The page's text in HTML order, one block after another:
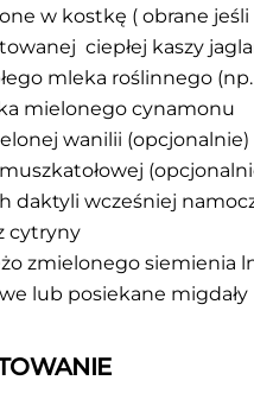
w kostkę ( obrane jeśli
ciepłej kaszy
mleka roślinnego
mielonego cynamonu
wanilii (opcjonalnie)
daktyli wcześniej
cytryny
zmielonego siemienia
lub posiekane migdały